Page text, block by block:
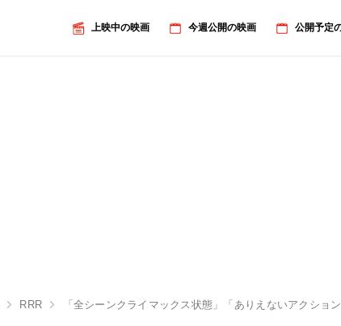
上映中の映画 今週公開の映画 公開予定
RRR 「全シーンクライマックス状態」「ありえないアクショ